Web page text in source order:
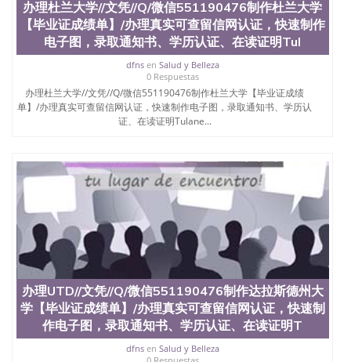
办理杜兰大学//文凭//Q/微信551190476制作杜兰大学
【毕业证成绩单】/办理真实可查留信网认证，快速制作
电子图，录取通知书、学历认证、在读证明Tul
dfnsen Salud y Belleza
0 Respuestas
办理杜兰大学//文凭//Q/微信551190476制作杜兰大学【毕业证成绩
单】/办理真实可查留信网认证，快速制作电子图，录取通知书、学历认
证、在读证明Tulane...
办理UTD//文凭//Q/微信551190476制作达拉斯德州大
学【毕业证成绩单】/办理真实可查留信网认证，快速制
作电子图，录取通知书、学历认证、在读证明T
dfnsen Salud y Belleza